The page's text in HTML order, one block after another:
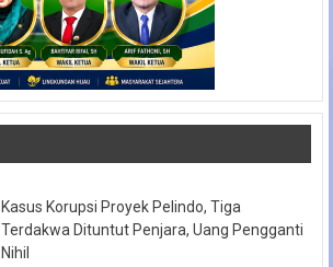
Kasus Korupsi Proyek Pelindo, Tiga
Terdakwa Dituntut Penjara, Uang Pengganti
Nihil